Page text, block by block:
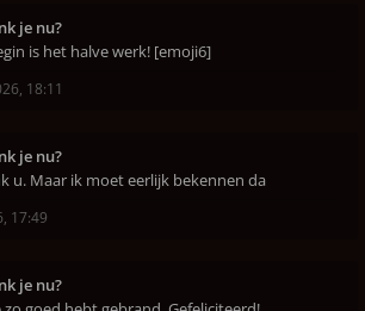
je nu?
is het halve werk! [emoji6]
18:11
je nu?
u. Maar ik moet eerlijk bekennen da
17:49
je nu?